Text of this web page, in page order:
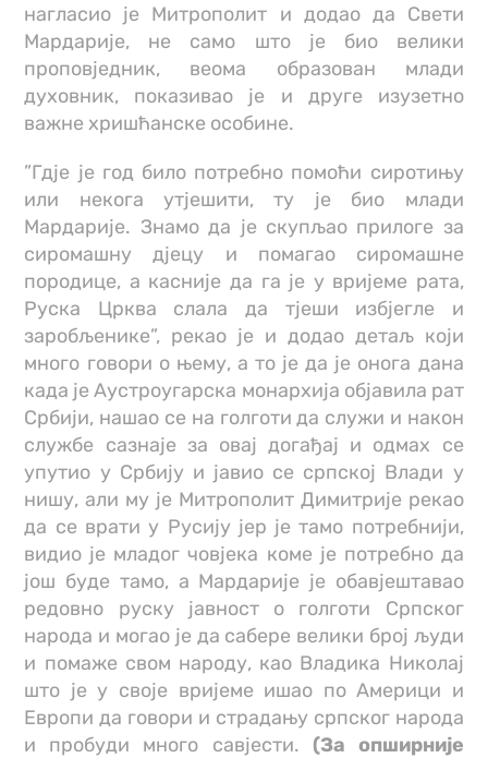
нагласио је Митрополит и додао да Свети
Мардарије, не само што је био велики
проповједник, веома образован млади
духовник, показивао је и друге изузетно
важне хришћанске особине.
”Гдје је год било потребно помоћи сиротињу
или некога утјешити, ту је био млади
Мардарије. Знамо да је скупљао прилоге за
сиромашну дјецу и помагао сиромашне
породице, а касније да га је у вријеме рата,
Руска Црква слала да тјеши избјегле и
заробљенике”, рекао је и додао детаљ који
много говори о њему, а то је да је онога дана
када је Аустроугарска монархија објавила рат
Србији, нашао се на голготи да служи и након
службе сазнаје за овај догађај и одмах се
упутио у Србију и јавио се српској Влади у
нишу, али му је Митрополит Димитрије рекао
да се врати у Русију јер је тамо потребнији,
видио је младог човјека коме је потребно да
још буде тамо, а Мардарије је обавјештавао
редовно руску јавност о голготи Српског
народа и могао је да сабере велики број људи
и помаже свом народу, као Владика Николај
што је у своје вријеме ишао по Америци и
Европи да говори и страдању српског народа
и пробуди много савјести. (За опширније